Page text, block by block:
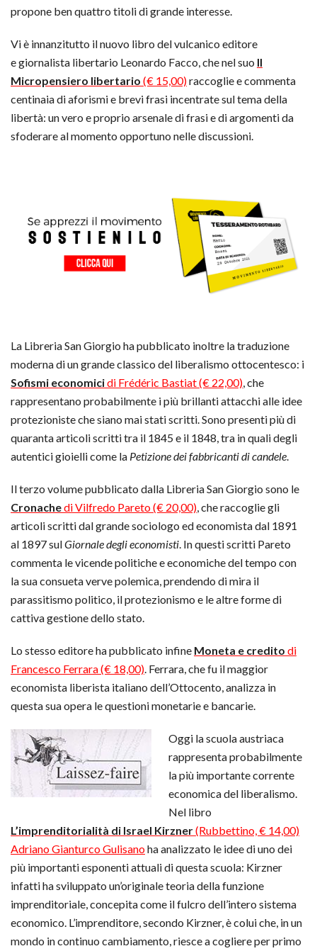
propone ben quattro titoli di grande interesse.
Vi è innanzitutto il nuovo libro del vulcanico editore
e giornalista libertario Leonardo Facco, che nel suo Il
Micropensiero libertario (€ 15,00)raccoglie e commenta
centinaia di aforismi e brevi frasi incentrate sul tema della
libertà: un vero e proprio arsenale di frasi e di argomenti da
sfoderare al momento opportuno nelle discussioni.
La Libreria San Giorgio ha pubblicato inoltre la traduzione
moderna di un grande classico del liberalismo ottocentesco: i
Sofismi economicidi Frédéric Bastiat (€ 22,00), che
rappresentano probabilmente i più brillanti attacchi alle idee
protezioniste che siano mai stati scritti. Sono presenti più di
quaranta articoli scritti tra il 1845 e il 1848, tra in quali degli
autentici gioielli come la Petizione dei fabbricanti di candele.
Il terzo volume pubblicato dalla Libreria San Giorgio sono le
Cronachedi Vilfredo Pareto (€ 20,00), che raccoglie gli
articoli scritti dal grande sociologo ed economista dal 1891
al 1897 sulGiornale degli economisti. In questi scritti Pareto
commenta le vicende politiche e economiche del tempo con
la sua consueta verve polemica, prendendo di mira il
parassitismo politico, il protezionismo e le altre forme di
cattiva gestione dello stato.
Lo stesso editore ha pubblicato infine Moneta e credito di
Francesco Ferrara (€ 18,00). Ferrara, che fu il maggior
economista liberista italiano dell’Ottocento, analizza in
questa sua opera le questioni monetarie e bancarie.
Oggi la scuola austriaca
rappresenta probabilmente
la più importante corrente
economica del liberalismo.
Nel libro
L’imprenditorialità di Israel Kirzner(Rubbettino, € 14,00)
Adriano Gianturco Gulisanoha analizzato le idee di uno dei
più importanti esponenti attuali di questa scuola: Kirzner
infatti ha sviluppato un’originale teoria della funzione
imprenditoriale, concepita come il fulcro dell’intero sistema
economico. L’imprenditore, secondo Kirzner, è colui che, in un
mondo in continuo cambiamento, riesce a cogliere per primo